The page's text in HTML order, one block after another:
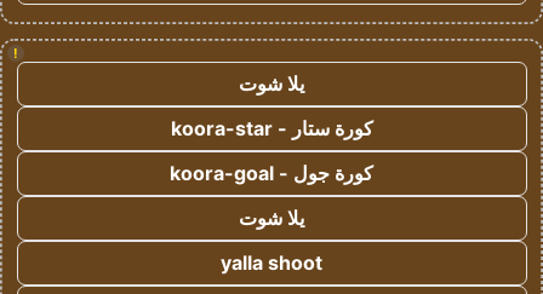
!
يلا شوت
كورة ستار - koora-star
كورة جول - koora-goal
يلا شوت
yalla shoot